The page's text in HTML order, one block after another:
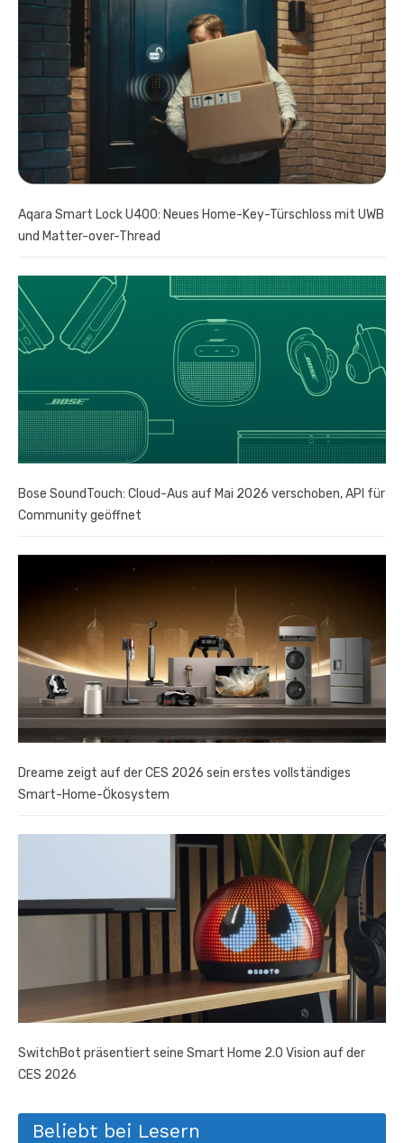
Aqara Smart Lock U400: Neues Home-Key-Türschloss mit UWB
und Matter-over-Thread
Bose SoundTouch: Cloud-Aus auf Mai 2026 verschoben, API für
Community geöffnet
Dreame zeigt auf der CES 2026 sein erstes vollständiges
Smart-Home-Ökosystem
SwitchBot präsentiert seine Smart Home 2.0 Vision auf der
CES 2026
Beliebt bei Lesern